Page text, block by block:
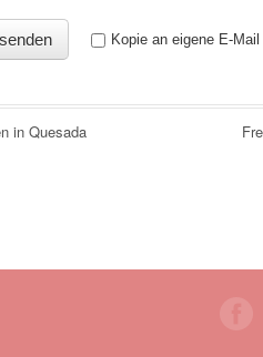
Kopie an eigene E-Mail
in Quesada